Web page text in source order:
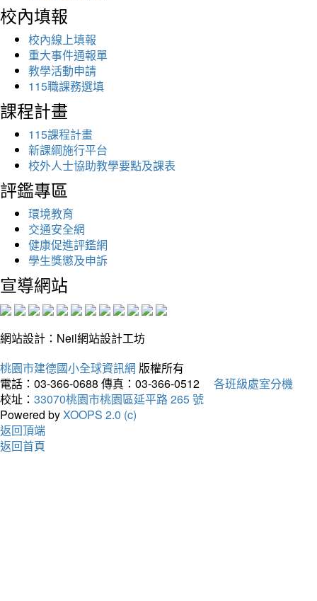
校內填報
校內線上填報
重大事件通報單
教學活動申請
115職課務選填
課程計畫
115課程計畫
新課綱施行平台
校外人士協助教學要點及課表
評鑑專區
環境教育
交通安全網
健康促進評鑑網
學生獎懲及申訴
宣導網站
網站設計：Neil網站設計工坊
桃園市建德國小全球資訊網 版權所有
電話：03-366-0688 傳真：03-366-0512
各班級處室分機
校址： 33070桃園市桃園區延平路 265 號
Powered byXOOPS 2.0 (c)
返回頂端
返回首頁